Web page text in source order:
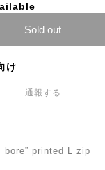
Sold out
け
通報する
bore” printed L zip